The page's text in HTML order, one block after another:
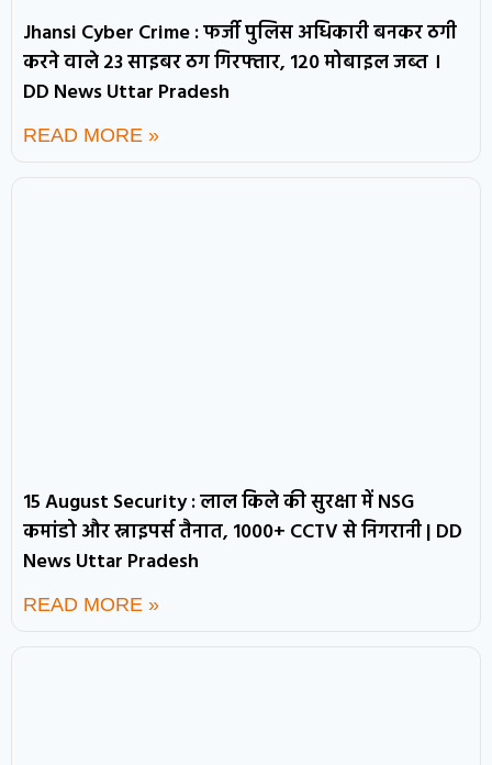
Jhansi Cyber Crime : फर्जी पुलिस अधिकारी बनकर ठगी
करने वाले 23 साइबर ठग गिरफ्तार, 120 मोबाइल जब्त ।
DD News Uttar Pradesh
READ MORE »
15 August Security : लाल किले की सुरक्षा में NSG
कमांडो और स्नाइपर्स तैनात, 1000+ CCTV से निगरानी | DD
News Uttar Pradesh
READ MORE »